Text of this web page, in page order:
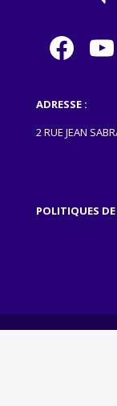
Facebook YouTube
ADRESSE :
2 RUE JEAN
POLITIQUES